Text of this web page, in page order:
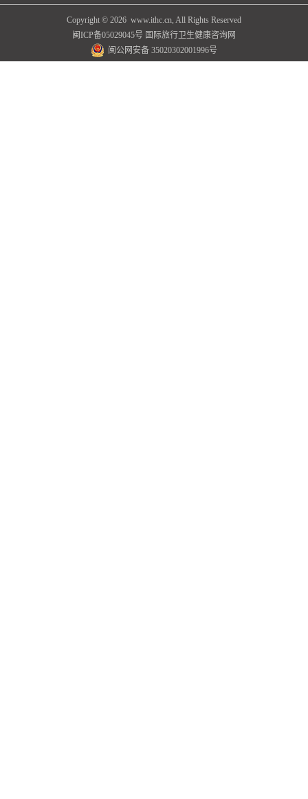
Copyright © 2026 www.ithc.cn, All Rights Reserved
闽ICP备05029045号 国际旅行卫生健康咨询网
闽公网安备 35020302001996号